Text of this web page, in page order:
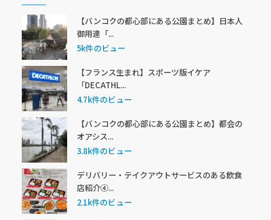
【バンコクの都心部にある公園まとめ】日本人
御用達「...
5k件のビュー
【フランス生まれ】スポーツ版イケア
「DECATHL...
4.7k件のビュー
【バンコクの都心部にある公園まとめ】都会の
オアシス...
3.8k件のビュー
デリバリー・テイクアウトサービスのある飲食
店紹介④...
2.1k件のビュー